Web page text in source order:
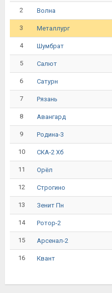
2 Волна
3 Металлург
4 Шумбрат
5 Салют
6 Сатурн
7 Рязань
8 Авангард
9 Родина-3
10 СКА-2 Хб
11 Орёл
12 Строгино
13 Зенит Пн
14 Ротор-2
15 Арсенал-2
16 Квант